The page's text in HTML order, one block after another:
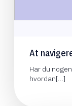
At
Har du
hvordan[…]